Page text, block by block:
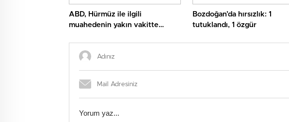
ABD, Hürmüz ile ilgili
muahedenin yakın vakitte
Bozdoğan’da hırsızlık: 1
tutuklandı, 1 özgür